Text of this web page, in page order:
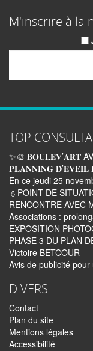
M'inscrire à la
TOP
✨🎨 𝐁𝐎𝐔𝐋𝐄𝐕’𝐀𝐑𝐓
𝐏𝐋𝐀𝐍𝐍𝐈𝐍𝐆
En ce jeudi 25
💧POINT DE
RENCONTRE AVEC
Associations :
EXPOSITION
PHASE 3 DU PLAN
Victoire BETCOUR
Avis de publicité
DIVERS
Contact
Plan du site
Mentions légales
Accessibilité